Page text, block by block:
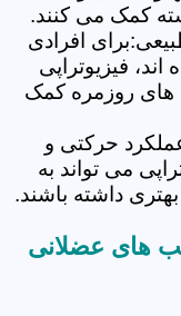
کمک می کنند.
افرادی
فیزیوتراپی
های روزمره کمک
حرکتی و
می تواند به
داشته باشند.
های عضلانی